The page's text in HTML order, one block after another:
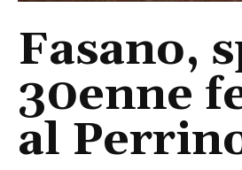
Fasano,
30enne
al